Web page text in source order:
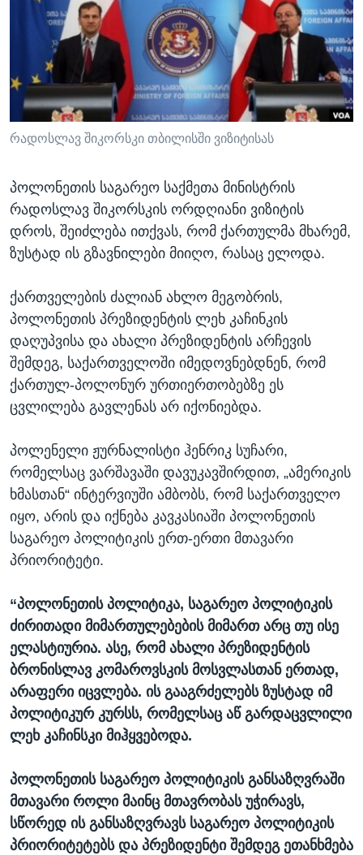
ᲡᲢᲣᲓᲘᲐ ᲕᲐᲨᲘᲜᲒᲢᲝᲜᲘ
ᲔᲙᲝᲜᲝᲛᲘᲙᲐ
ᲯᲐᲜᲛᲠᲗᲔᲚᲝᲑᲐ
ᲛᲔᲪᲜᲘᲔᲠᲔᲑᲐ
ᲘᲜᲢᲔᲠᲕᲘᲣ
ᲙᲣᲚᲢᲣᲠᲐ
ᲓᲔᲖᲘᲜᲤᲝᲠᲛᲐᲪᲘᲐ
Learning English
ᲗᲕᲐᲚᲘ ᲒᲕᲐᲓᲔᲕᲜᲔᲗ
ენები
რადოსლავ შიკორსკი თბილისში ვიზიტისას
პოლონეთის საგარეო საქმეთა მინისტრის
რადოსლავ შიკორსკის ორდღიანი ვიზიტის
დროს, შეიძლება ითქვას, რომ ქართულმა მხარემ,
ზუსტად ის გზავნილები მიიღო, რასაც ელოდა.
ქართველების ძალიან ახლო მეგობრის,
პოლონეთის პრეზიდენტის ლეხ კაჩინკის
დაღუპვისა და ახალი პრეზიდენტის არჩევის
შემდეგ, საქართველოში იმედოვნებდნენ, რომ
ქართულ-პოლონურ ურთიერთობებზე ეს
ცვლილება გავლენას არ იქონიებდა.
პოლენელი ჟურნალისტი ჰენრიკ სუჩარი,
რომელსაც ვარშავაში დავუკავშირდით, „ამერიკის
ხმასთან“ ინტერვიუში ამბობს, რომ საქართველო
იყო, არის და იქნება კავკასიაში პოლონეთის
საგარეო პოლიტიკის ერთ-ერთი მთავარი
პრიორიტეტი.
“პოლონეთის პოლიტიკა, საგარეო პოლიტიკის
ძირითადი მიმართულებების მიმართ არც თუ ისე
ელასტიურია. ასე, რომ ახალი პრეზიდენტის
ბრონისლავ კომაროვსკის მოსვლასთან ერთად,
არაფერი იცვლება. ის გააგრძელებს ზუსტად იმ
პოლიტიკურ კურსს, რომელსაც აწ გარდაცვლილი
ლეხ კაჩინსკი მიჰყვებოდა.
პოლონეთის საგარეო პოლიტიკის განსაზღვრაში
მთავარი როლი მაინც მთავრობას უჭირავს,
სწორედ ის განსაზღვრავს საგარეო პოლიტიკის
პრიორიტეტებს და პრეზიდენტი შემდეგ ეთანხმება